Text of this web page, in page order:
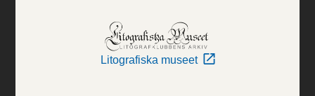
Litografiska museet